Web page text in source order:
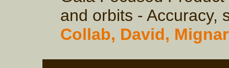
and orbits - Accuracy,
Collab, David,